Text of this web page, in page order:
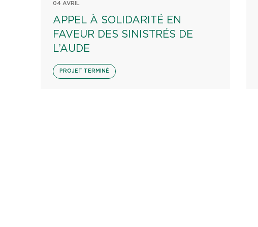
04 AVRIL
APPEL À SOLIDARITÉ EN
FAVEUR DES SINISTRÉS DE
L’AUDE
PROJET TERMINÉ